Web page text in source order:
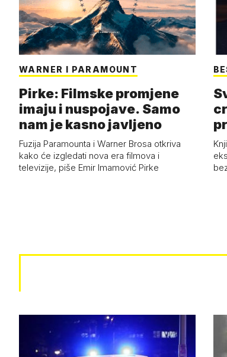
WARNER I PARAMOUNT
Pirke: Filmske promjene
imaju i nuspojave. Samo
nam je kasno javljeno
Fuzija Paramounta i Warner Brosa otkriva
kako će izgledati nova era filmova i
televizije, piše Emir Imamović Pirke